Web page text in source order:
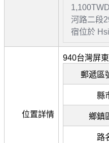
河路二段
宿位於
位置詳情
940台灣屏
郵遞區
縣
鄉鎮
路